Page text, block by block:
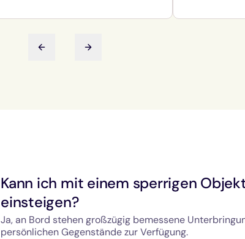
Vorherige FolieNächste Folie
Kann ich mit einem sperrigen
einsteigen?
Ja, an Bord stehen großzügig bemessene
persönlichen Gegenstände zur Verfügung.